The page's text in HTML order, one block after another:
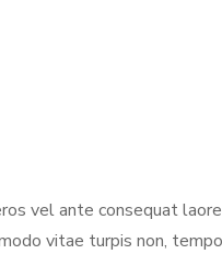
vel ante consequat
vitae turpis non,